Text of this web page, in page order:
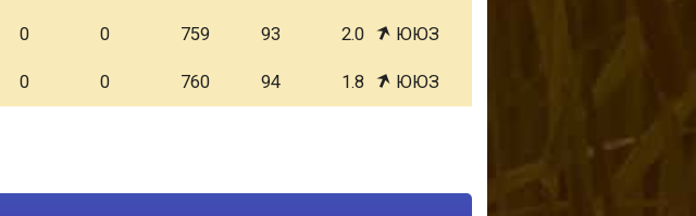
0 0 759 93 2.0 ЮЮЗ
0 0 760 94 1.8 ЮЮЗ